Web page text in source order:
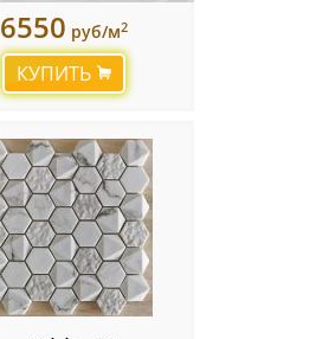
6550 руб/м2
КУПИТЬ